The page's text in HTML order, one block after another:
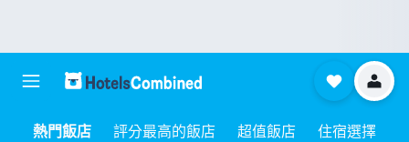
熱門飯店 評分最高的飯店 超值飯店 住宿選擇